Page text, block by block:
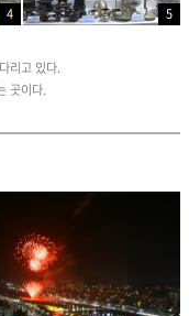
4
5
리고 있다.
곳이다.